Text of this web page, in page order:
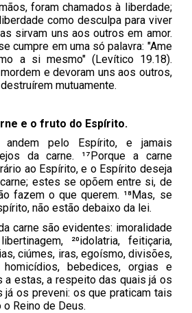
foram chamados à liberdade;
como desculpa para viver
sirvam uns aos outros em amor.
cumpre em uma só palavra: "Ame
a si mesmo" (Levítico 19.18).
e devoram uns aos outros,
mutuamente.
e o fruto do Espírito.
andem pelo Espírito, e jamais
da carne. ¹⁷Porque a carne
ao Espírito, e o Espírito deseja
estes se opõem entre si, de
fazem o que querem. ¹⁸Mas, se
não estão debaixo da lei.
carne são evidentes: imoralidade
²⁰idolatria, feitiçaria,
ciúmes, iras, egoísmo, divisões,
homicídios, bebedices, orgias e
a estas, a respeito das quais já os
já os preveni: os que praticam tais
Reino de Deus.